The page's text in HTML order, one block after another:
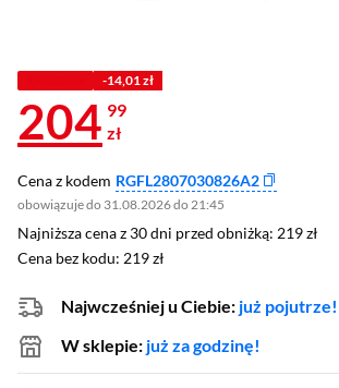
-14,01 zł
204 99
zł
Cena z kodem RGFL2807030826A2
obowiązuje do 31.08.2026 do 21:45
Najniższa cena z 30 dni przed obniżką: 219 zł
Najniższa cena z 30 dni przed obniżką: 219 zł
Cena bez kodu: 219 zł
Cena bez kodu: 219 zł
Najwcześniej u Ciebie: już pojutrze!
W sklepie: już za godzinę!